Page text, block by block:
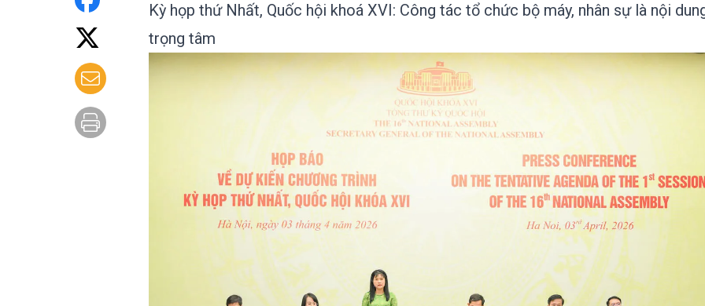
Kỳ họp thứ Nhất, Quốc hội khoá XVI: Công tác tổ chức bộ máy, nhân sự là nội
trọng tâm